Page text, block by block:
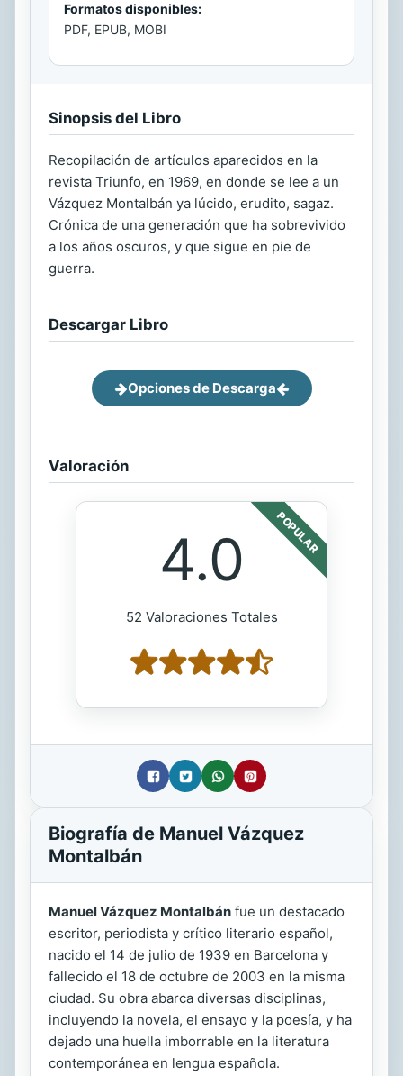
Formatos disponibles:
PDF, EPUB, MOBI
Sinopsis del Libro
Recopilación de artículos aparecidos en la
revista Triunfo, en 1969, en donde se lee a un
Vázquez Montalbán ya lúcido, erudito, sagaz.
Crónica de una generación que ha sobrevivido
a los años oscuros, y que sigue en pie de
guerra.
Descargar Libro
Opciones de Descarga
Valoración
POPULAR
4.0
52 Valoraciones Totales
Biografía de Manuel Vázquez
Montalbán
Manuel Vázquez Montalbán fue un destacado
escritor, periodista y crítico literario español,
nacido el 14 de julio de 1939 en Barcelona y
fallecido el 18 de octubre de 2003 en la misma
ciudad. Su obra abarca diversas disciplinas,
incluyendo la novela, el ensayo y la poesía, y ha
dejado una huella imborrable en la literatura
contemporánea en lengua española.